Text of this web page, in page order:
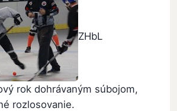
ZHbL
rok dohrávaným súbojom,
rozlosovanie.